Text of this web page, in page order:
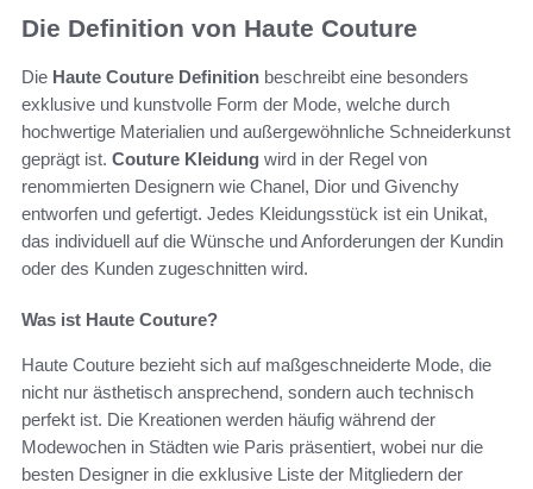
Die Definition von Haute Couture
Die Haute Couture Definition beschreibt eine besonders
exklusive und kunstvolle Form der Mode, welche durch
hochwertige Materialien und außergewöhnliche Schneiderkunst
geprägt ist. Couture Kleidung wird in der Regel von
renommierten Designern wie Chanel, Dior und Givenchy
entworfen und gefertigt. Jedes Kleidungsstück ist ein Unikat,
das individuell auf die Wünsche und Anforderungen der Kundin
oder des Kunden zugeschnitten wird.
Was ist Haute Couture?
Haute Couture bezieht sich auf maßgeschneiderte Mode, die
nicht nur ästhetisch ansprechend, sondern auch technisch
perfekt ist. Die Kreationen werden häufig während der
Modewochen in Städten wie Paris präsentiert, wobei nur die
besten Designer in die exklusive Liste der Mitgliedern der